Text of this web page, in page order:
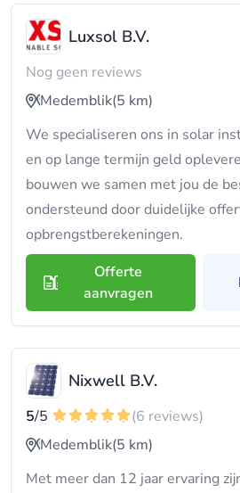
Luxsol B.V.
Nog geen reviews
Medemblik(5 km)
We specialiseren ons in solar
en op lange termijn geld
bouwen we samen met jou de
ondersteund door duidelijke
opbrengstberekeningen.
Offerte
aanvragen
Nixwell B.V.
5/5
(6 reviews)
Medemblik(5 km)
Met meer dan 12 jaar ervaring